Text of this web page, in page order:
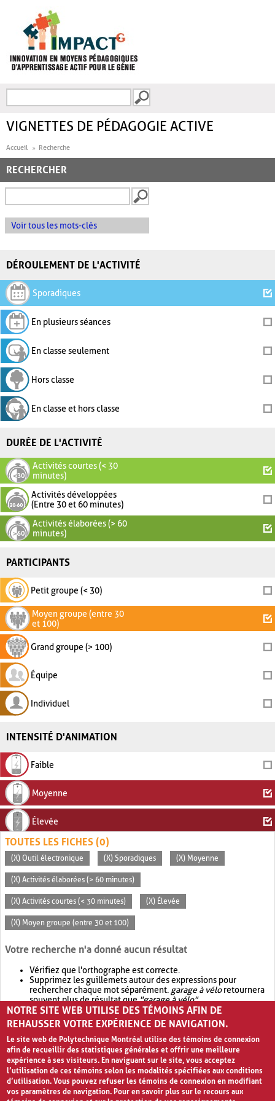
FORMULAIRE DE
VIGNETTES DE PÉDAGOGIE ACTIVE
Accueil Recherche
RECHERCHER
Voir tous les mots-clés
DÉROULEMENT DE L'ACTIVITÉ
Sporadiques
En plusieurs séances
En classe seulement
Hors classe
En classe et hors classe
DURÉE DE L'ACTIVITÉ
Activités courtes (< 30
minutes)
Activités développées
(Entre 30 et 60 minutes)
Activités élaborées (> 60
minutes)
PARTICIPANTS
Petit groupe (< 30)
Moyen groupe (entre 30
et 100)
Grand groupe (> 100)
Équipe
Individuel
INTENSITÉ D'ANIMATION
Faible
Moyenne
Élevée
TOUTES LES FICHES (0)
(X) Outil électronique (X) Sporadiques (X) Moyenne
(X) Activités élaborées (> 60 minutes)
(X) Activités courtes (< 30 minutes) (X) Élevée
(X) Moyen groupe (entre 30 et 100)
Votre recherche n'a donné aucun résultat
Vérifiez que l'orthographe est correcte.
Supprimez les guillemets autour des expressions pour
rechercher chaque mot séparément. garage à véloretournera
souvent plus de résultat que"garage à vélo".
Envisagez d'élargir votre recherche avec OR.garage OR vélo
retournera souvent plus de résultat quegarage à vélo
NOTRE SITE WEB UTILISE DES TÉMOINS AFIN DE
REHAUSSER VOTRE EXPÉRIENCE DE NAVIGATION.
Le site web de Polytechnique Montréal utilise des témoins de connexion
afin de recueillir des statistiques générales et offrir une meilleure
expérience à ses visiteurs. En naviguant sur le site, vous acceptez
l’utilisation de ces témoins selon les modalités spécifiées aux conditions
d’utilisation. Vous pouvez refuser les témoins de connexion en modifiant
vos paramètres de navigation. Pour en savoir plus sur le recours aux